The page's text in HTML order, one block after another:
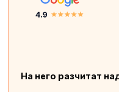
На него разчитат